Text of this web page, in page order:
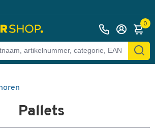
0
Pallets